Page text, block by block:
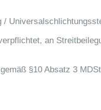
/
an
§10 Absatz 3